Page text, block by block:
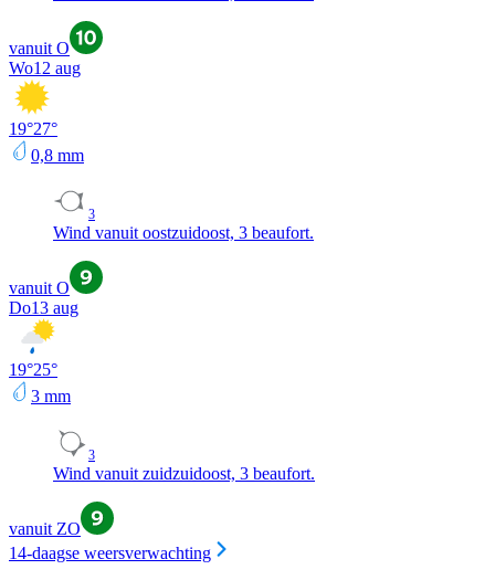
vanuit O
Wo12 aug
19°27°
0,8 mm
3
Wind vanuit oostzuidoost, 3 beaufort.
vanuit O
Do13 aug
19°25°
3 mm
3
Wind vanuit zuidzuidoost, 3 beaufort.
vanuit ZO
14-daagse weersverwachting